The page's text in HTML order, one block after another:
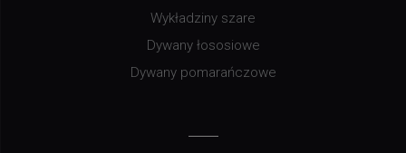
Wykładziny szare
Dywany łososiowe
Dywany pomarańczowe